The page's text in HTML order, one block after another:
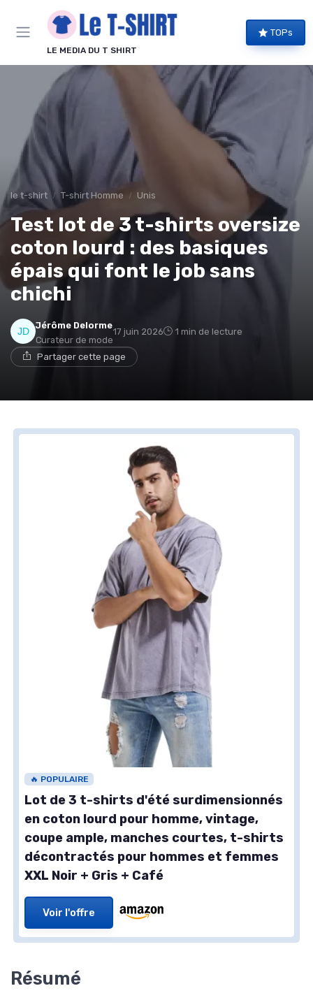
LE MEDIA DU T SHIRT
TOPs
le t-shirt T-shirt Homme Unis
Test lot de 3 t-shirts oversize
coton lourd : des basiques
épais qui font le job sans
chichi
Jérôme Delorme
Curateur de mode
17 juin 2026 1 min de lecture
Partager cette page
🔥 POPULAIRE
Lot de 3 t-shirts d'été surdimensionnés
en coton lourd pour homme, vintage,
coupe ample, manches courtes, t-shirts
décontractés pour hommes et femmes
XXL Noir + Gris + Café
Voir l'offre
Résumé
Panneau de gestion des cookies